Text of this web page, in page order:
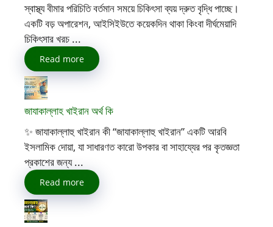
স্বাস্থ্য বীমার পরিচিতি বর্তমান সময়ে চিকিৎসা ব্যয় দ্রুত বৃদ্ধি পাচ্ছে।
একটি বড় অপারেশন, আইসিইউতে কয়েকদিন থাকা কিংবা দীর্ঘমেয়াদি
চিকিৎসার খরচ ...
Read more
জাযাকাল্লাহ খাইরান অর্থ কি
✨ জাযাকাল্লাহু খাইরান কী “জাযাকাল্লাহু খাইরান” একটি আরবি
ইসলামিক দোয়া, যা সাধারণত কারো উপকার বা সাহায্যের পর কৃতজ্ঞতা
প্রকাশের জন্য ...
Read more